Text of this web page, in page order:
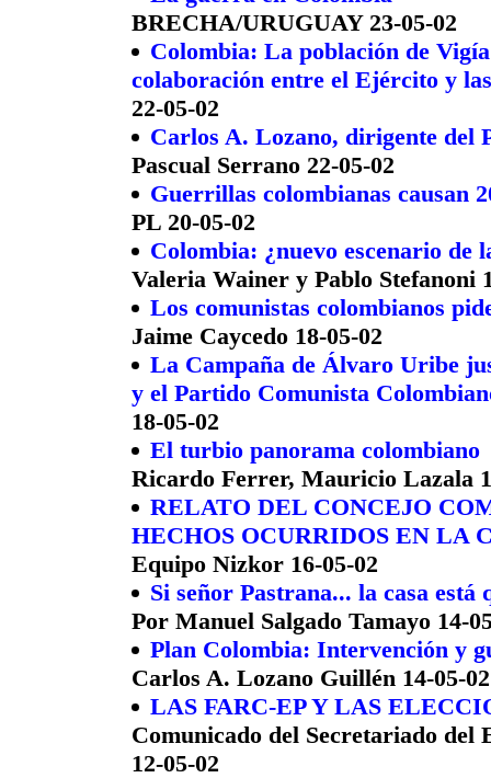
BRECHA/URUGUAY 23-05-02
Colombia: La población de
colaboración entre el Ejército y
22-05-02
Carlos A. Lozano, dirigente del
Pascual Serrano 22-05-02
Guerrillas colombianas causan
PL 20-05-02
Colombia: ¿nuevo escenario de
Valeria Wainer y Pablo Stefanoni
Los comunistas colombianos
Jaime Caycedo 18-05-02
La Campaña de Álvaro Uribe
y el Partido Comunista
18-05-02
El turbio panorama colombiano
Ricardo Ferrer, Mauricio Lazala
RELATO DEL CONCEJO
HECHOS OCURRIDOS EN LA
Equipo Nizkor 16-05-02
Si señor Pastrana... la casa está
Por Manuel Salgado Tamayo 14-
Plan Colombia: Intervención y
Carlos A. Lozano Guillén 14-05-02
LAS FARC-EP Y LAS
Comunicado del Secretariado
12-05-02